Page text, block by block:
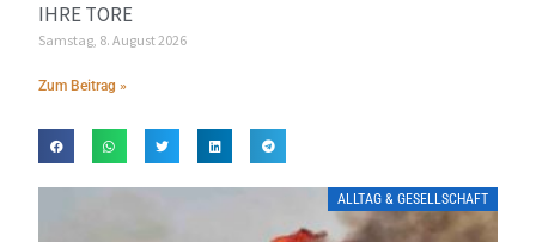
IHRE TORE
Samstag, 8. August 2026
Zum Beitrag »
ALLTAG & GESELLSCHAFT